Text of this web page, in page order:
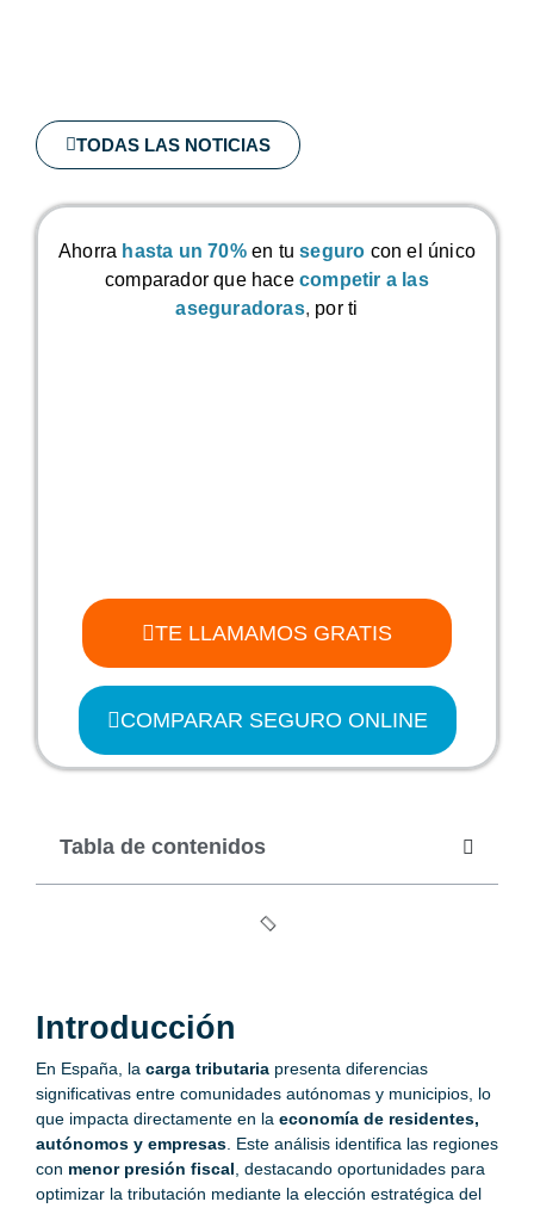
Introducción
En España, la carga tributaria presenta diferencias
significativas entre comunidades autónomas y municipios, lo
que impacta directamente en la economía de residentes,
autónomos y empresas . Este análisis identifica las regiones
con menor presión fiscal , destacando oportunidades para
optimizar la tributación mediante la elección estratégica del
TODAS LAS NOTICIAS
Ahorra hasta un 70% en tuseguro con el único
comparador que hace competir a las
aseguradoras, por ti
TE LLAMAMOS GRATIS
COMPARAR SEGURO ONLINE
Tabla de contenidos